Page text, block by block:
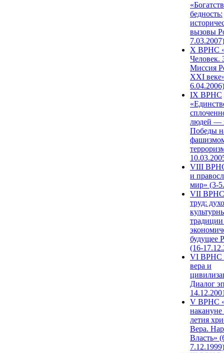
бедность:
вызовы
7.03.2007)
X ВРНС
Человек.
Миссия
XXI
6.04.2006)
IX ВРНС
людей —
Победы
VIII
и
мир» (3-
VII ВРНС
труд:
будущее
(16-
VI ВРНС
вера и
Диалог
V ВРНС
накануне
летия
Вера.
Власть»
7.12.1999)